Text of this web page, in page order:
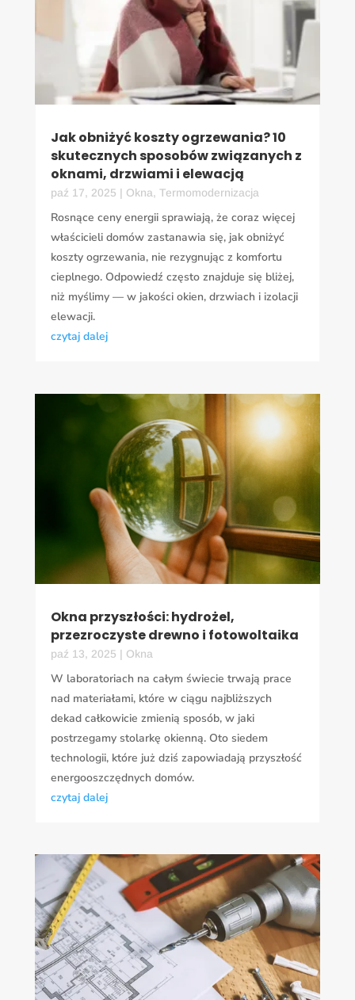
Jak obniżyć koszty ogrzewania? 10
skutecznych sposobów związanych z
oknami, drzwiami i elewacją
paź 17, 2025 | Okna, Termomodernizacja
Rosnące ceny energii sprawiają, że coraz więcej
właścicieli domów zastanawia się, jak obniżyć
koszty ogrzewania, nie rezygnując z komfortu
cieplnego. Odpowiedź często znajduje się bliżej,
niż myślimy — w jakości okien, drzwiach i izolacji
elewacji.
czytaj dalej
Okna przyszłości: hydrożel,
przezroczyste drewno i fotowoltaika
paź 13, 2025 | Okna
W laboratoriach na całym świecie trwają prace
nad materiałami, które w ciągu najbliższych
dekad całkowicie zmienią sposób, w jaki
postrzegamy stolarkę okienną. Oto siedem
technologii, które już dziś zapowiadają przyszłość
energooszczędnych domów.
czytaj dalej